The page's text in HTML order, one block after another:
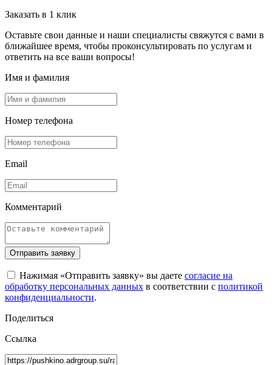
Заказать в 1 клик
Оставьте свои данные и наши специалисты свяжутся с вами в
ближайшее время, чтобы проконсультировать по услугам и
ответить на все ваши вопросы!
Имя и фамилия
Номер телефона
Email
Комментарий
Отправить заявку
Нажимая «Отправить заявку» вы даете согласие на
обработку персональных данных в соответствии с политикой
конфиденциальности.
Поделиться
Ссылка